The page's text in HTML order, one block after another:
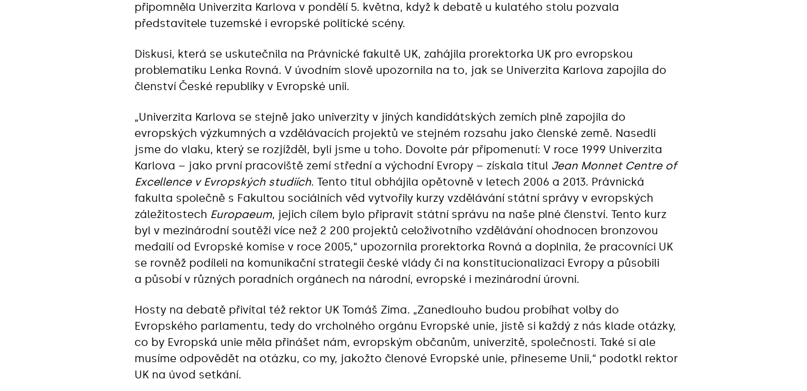
připomněla Univerzita Karlova v pondělí 5. května, když k debatě u kulatého stolu pozvala
představitele tuzemské i evropské politické scény.
Diskusi, která se uskutečnila na Právnické fakultě UK, zahájila prorektorka UK pro evropskou
problematiku Lenka Rovná. V úvodním slově upozornila na to, jak se Univerzita Karlova zapojila do
členství České republiky v Evropské unii.
„Univerzita Karlova se stejně jako univerzity v jiných kandidátských zemích plně zapojila do
evropských výzkumných a vzdělávacích projektů ve stejném rozsahu jako členské země. Nasedli
jsme do vlaku, který se rozjížděl, byli jsme u toho. Dovolte pár připomenutí: V roce 1999 Univerzita
Karlova – jako první pracoviště zemí střední a východní Evropy – získala titul Jean Monnet Centre of
Excellence v Evropských studiích. Tento titul obhájila opětovně v letech 2006 a 2013. Právnická
fakulta společně s Fakultou sociálních věd vytvořily kurzy vzdělávání státní správy v evropských
záležitostech Europaeum, jejich cílem bylo připravit státní správu na naše plné členství. Tento kurz
byl v mezinárodní soutěži více než 2 200 projektů celoživotního vzdělávání ohodnocen bronzovou
medailí od Evropské komise v roce 2005,“ upozornila prorektorka Rovná a doplnila, že pracovníci UK
se rovněž podíleli na komunikační strategii české vlády či na konstitucionalizaci Evropy a působili
a působí v různých poradních orgánech na národní, evropské i mezinárodní úrovni.
Hosty na debatě přivítal též rektor UK Tomáš Zima. „Zanedlouho budou probíhat volby do
Evropského parlamentu, tedy do vrcholného orgánu Evropské unie, jistě si každý z nás klade otázky,
co by Evropská unie měla přinášet nám, evropským občanům, univerzitě, společnosti. Také si ale
musíme odpovědět na otázku, co my, jakožto členové Evropské unie, přineseme Unii,“ podotkl rektor
UK na úvod setkání.